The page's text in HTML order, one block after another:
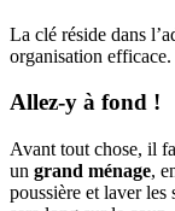
La clé réside dans
organisation
Allez-y à fond !
Avant tout chose, il
un grand ménage,
poussière et laver les